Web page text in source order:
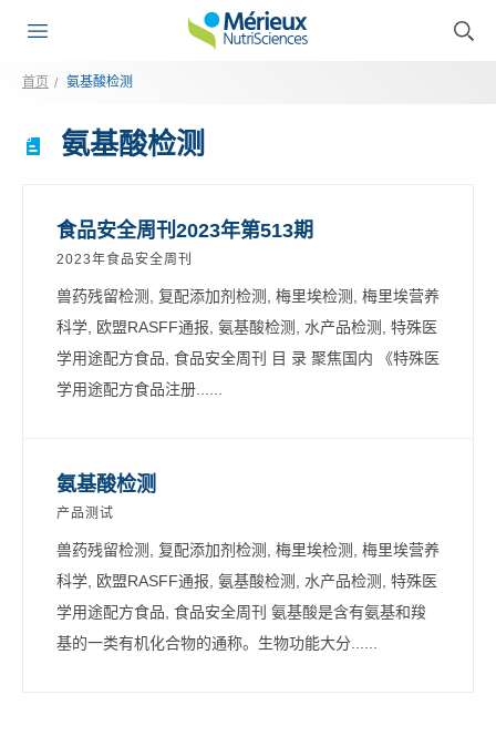
首页 氨基酸检测
氨基酸检测
食品安全周刊2023年第513期
2023年食品安全周刊
兽药残留检测, 复配添加剂检测, 梅里埃检测, 梅里埃营养
科学, 欧盟RASFF通报, 氨基酸检测, 水产品检测, 特殊医
学用途配方食品, 食品安全周刊 目 录 聚焦国内 《特殊医
学用途配方食品注册......
氨基酸检测
产品测试
兽药残留检测, 复配添加剂检测, 梅里埃检测, 梅里埃营养
科学, 欧盟RASFF通报, 氨基酸检测, 水产品检测, 特殊医
学用途配方食品, 食品安全周刊 氨基酸是含有氨基和羧
基的一类有机化合物的通称。生物功能大分......